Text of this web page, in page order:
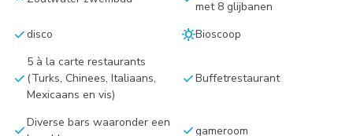
met 8 glijbanen
checkdisco sunnyBioscoop
check
5 à la carte restaurants
(Turks, Chinees, Italiaans,
Mexicaans en vis)
checkBuffetrestaurant
checkDiverse bars waaronder een
checkgameroom